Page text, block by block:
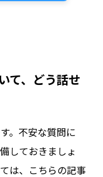
て、どう話せ
。不安な質問に
しておきましょ
は、こちらの記事